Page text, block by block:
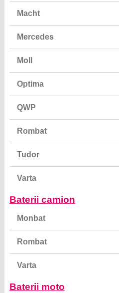
Macht
Mercedes
Moll
Optima
QWP
Rombat
Tudor
Varta
Baterii camion
Monbat
Rombat
Varta
Baterii moto